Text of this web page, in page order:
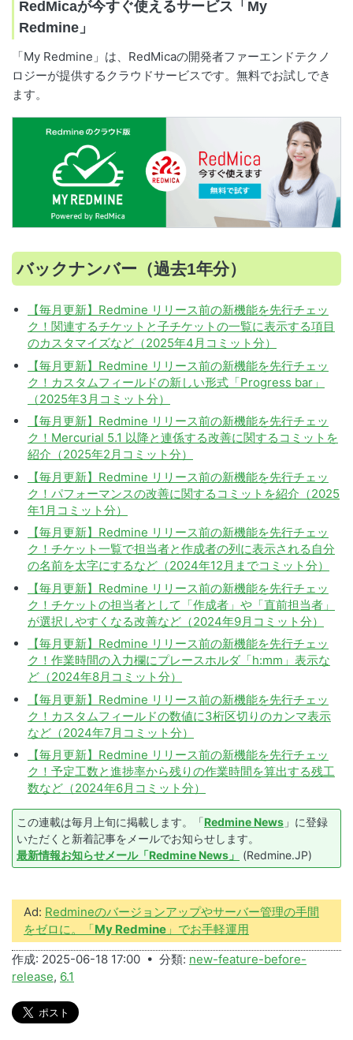
RedMicaが今すぐ使えるサービス「My
Redmine」
「My Redmine」は、RedMicaの開発者ファーエンドテクノ
ロジーが提供するクラウドサービスです。無料でお試しでき
ます。
バックナンバー（過去1年分）
【毎月更新】Redmine リリース前の新機能を先行チェッ
ク！関連するチケットと子チケットの一覧に表示する項目
のカスタマイズなど（2025年4月コミット分）
【毎月更新】Redmine リリース前の新機能を先行チェッ
ク！カスタムフィールドの新しい形式「Progress bar」
（2025年3月コミット分）
【毎月更新】Redmine リリース前の新機能を先行チェッ
ク！Mercurial 5.1 以降と連係する改善に関するコミットを
紹介（2025年2月コミット分）
【毎月更新】Redmine リリース前の新機能を先行チェッ
ク！パフォーマンスの改善に関するコミットを紹介（2025
年1月コミット分）
【毎月更新】Redmine リリース前の新機能を先行チェッ
ク！チケット一覧で担当者と作成者の列に表示される自分
の名前を太字にするなど（2024年12月までコミット分）
【毎月更新】Redmine リリース前の新機能を先行チェッ
ク！チケットの担当者として「作成者」や「直前担当者」
が選択しやすくなる改善など（2024年9月コミット分）
【毎月更新】Redmine リリース前の新機能を先行チェッ
ク！作業時間の入力欄にプレースホルダ「h:mm」表示な
ど（2024年8月コミット分）
【毎月更新】Redmine リリース前の新機能を先行チェッ
ク！カスタムフィールドの数値に3桁区切りのカンマ表示
など（2024年7月コミット分）
【毎月更新】Redmine リリース前の新機能を先行チェッ
ク！予定工数と進捗率から残りの作業時間を算出する残工
数など（2024年6月コミット分）
この連載は毎月上旬に掲載します。「Redmine News 」に登録
いただくと新着記事をメールでお知らせします。
最新情報お知らせメール「Redmine News」
(Redmine.JP)
Ad: Redmineのバージョンアップやサーバー管理の手間
をゼロに。「My Redmine 」でお手軽運用
作成: 2025-06-18 17:00 • 分類: new-feature-before-
release, 6.1